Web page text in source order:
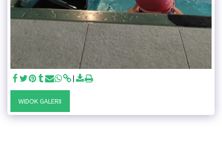
WIDOK GALERII